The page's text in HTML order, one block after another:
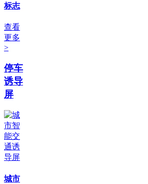
标志
查看
更多
>
停车
诱导
屏
城市